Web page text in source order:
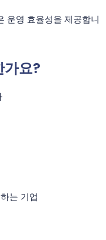
운영 효율성을 제공합니
가요?
는 기업